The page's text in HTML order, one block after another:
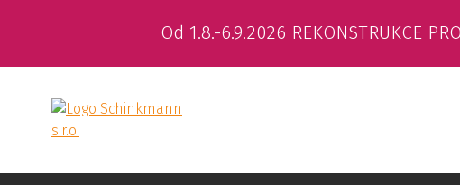
Od 1.8.-6.9.2026 REKONSTRUKCE